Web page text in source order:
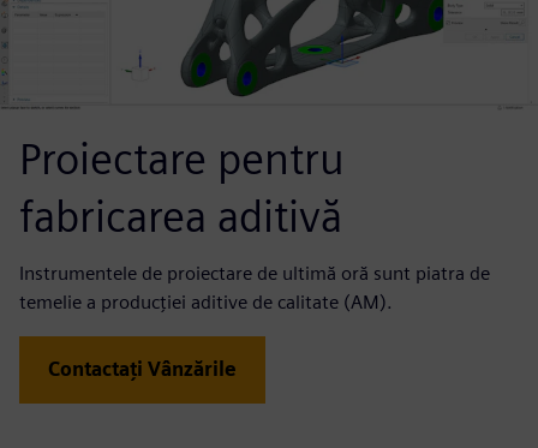
Proiectare pentru
fabricarea aditivă
Instrumentele de proiectare de ultimă oră sunt piatra de
temelie a producției aditive de calitate (AM).
Contactați Vânzările